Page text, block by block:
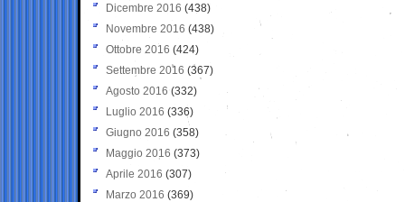
Dicembre 2016 (438)
Novembre 2016 (438)
Ottobre 2016 (424)
Settembre 2016 (367)
Agosto 2016 (332)
Luglio 2016 (336)
Giugno 2016 (358)
Maggio 2016 (373)
Aprile 2016 (307)
Marzo 2016 (369)